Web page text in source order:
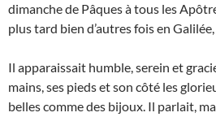
dimanche de Pâques à tous les
plus tard bien d’autres fois en
Il apparaissait humble, serein et
mains, ses pieds et son côté les
belles comme des bijoux. Il parlait,